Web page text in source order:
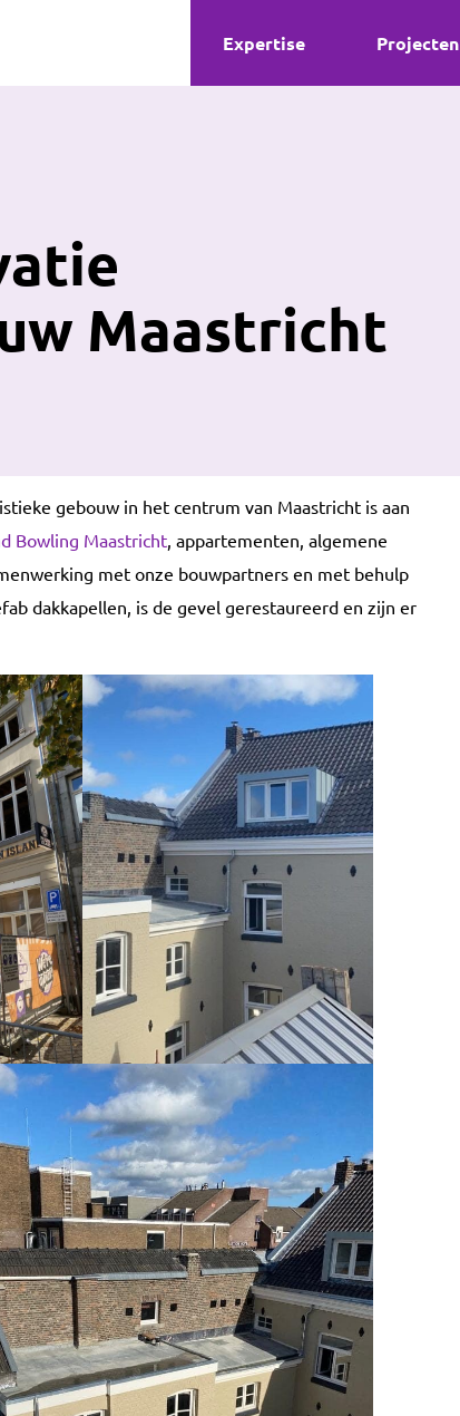
Expertise Projecten
Maastricht
gebouw in het centrum van Maastricht is aan
Bowling Maastricht, appartementen, algemene
met onze bouwpartners en met behulp
dakkapellen, is de gevel gerestaureerd en zijn er